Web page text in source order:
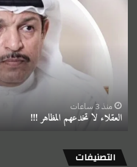
المظاهر
منذ 3 ساعات
العقلاء لا تخدعهم المظاهر !!!
التصنيفات